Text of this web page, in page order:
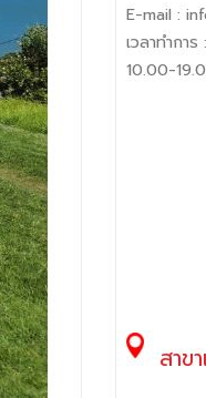
E-mail :
เวลาทำกา
10.00-
สาข